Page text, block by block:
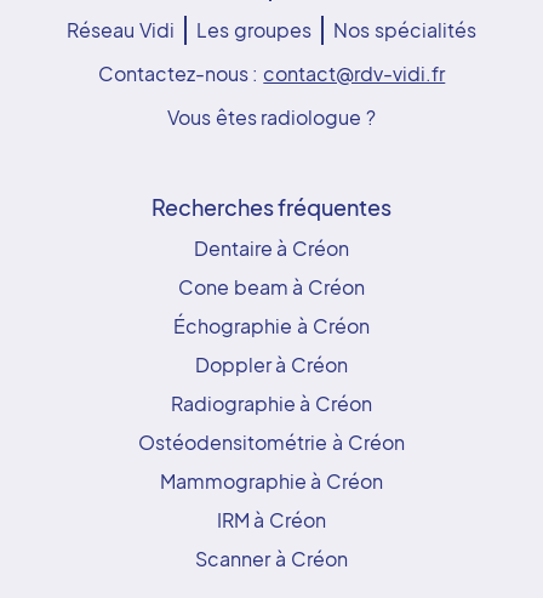
Réseau Vidi
Les groupes
Nos spécialités
Contactez-nous : contact@rdv-vidi.fr
Vous êtes radiologue ?
Recherches fréquentes
Dentaire à Créon
Cone beam à Créon
Échographie à Créon
Doppler à Créon
Radiographie à Créon
Ostéodensitométrie à Créon
Mammographie à Créon
IRM à Créon
Scanner à Créon